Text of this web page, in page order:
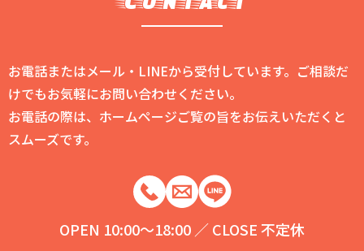
お電話またはメール・LINEから受付しています。ご相談だ
けでもお気軽にお問い合わせください。
お電話の際は、ホームページご覧の旨をお伝えいただくと
スムーズです。
OPEN 10:00～18:00 ／ CLOSE 不定休